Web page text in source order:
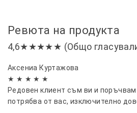
Ревюта на продукта
4,6★★★★★ (Общо
Аксениа Куртажова
★ ★ ★ ★ ★
Редовен клиент съм ви и
потрябва от вас, изключително